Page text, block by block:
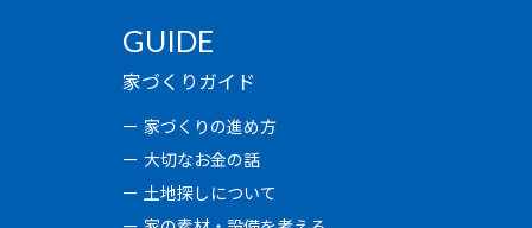
GUIDE
家づくりガイド
家づくりの進め方
大切なお金の話
土地探しについて